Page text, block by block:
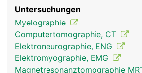
Untersuchungen
Myelographie
Computertomographie, CT
Elektroneurographie, ENG
Elektromyographie, EMG
Magnetresonanztomographie